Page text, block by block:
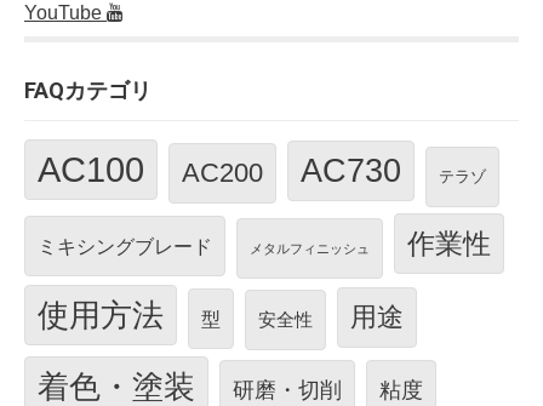
YouTube
FAQカテゴリ
AC100 AC200 AC730 テラゾ
ミキシングブレード メタルフィニッシュ 作業性
使用方法 型 安全性 用途
着色・塗装 研磨・切削 粘度